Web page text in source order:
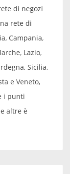
di negozi
rete di
Campania,
Lazio,
Sicilia,
e Veneto,
i punti
altre è